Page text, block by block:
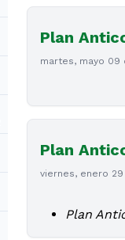
Plan
martes, mayo 09
Plan
viernes, enero 29
Plan